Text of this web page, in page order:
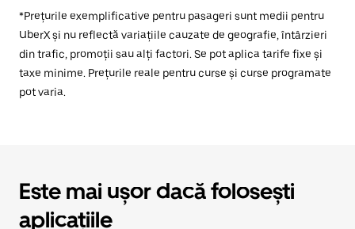
*Prețurile exemplificative pentru pasageri sunt medii pentru
UberX și nu reflectă variațiile cauzate de geografie, întârzieri
din trafic, promoții sau alți factori. Se pot aplica tarife fixe și
taxe minime. Prețurile reale pentru curse și curse programate
pot varia.
Este mai ușor dacă folosești
aplicațiile